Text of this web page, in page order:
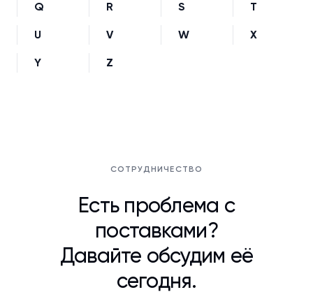
Q R S T
U V W X
Y Z
СОТРУДНИЧЕСТВО
Есть проблема с
поставками?
Давайте обсудим её
сегодня.